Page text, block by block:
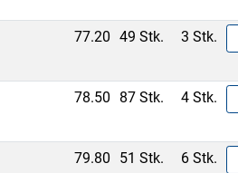
77.20 49 Stk. 3 Stk.
78.50 87 Stk. 4 Stk.
79.80 51 Stk. 6 Stk.